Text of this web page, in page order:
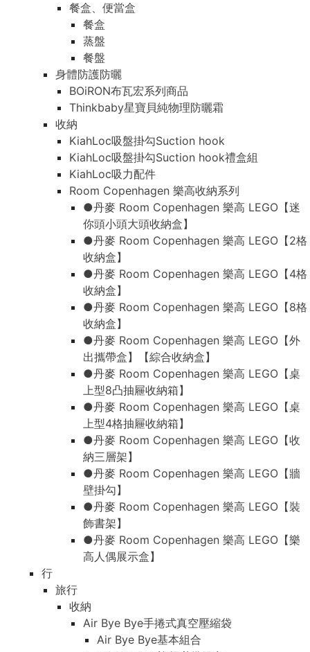
餐盒、便當盒
餐盒
蒸盤
餐盤
身體防護防曬
BOiRON布瓦宏系列商品
Thinkbaby星寶貝純物理防曬霜
收納
KiahLoc吸盤掛勾Suction hook
KiahLoc吸盤掛勾Suction hook禮盒組
KiahLoc吸力配件
Room Copenhagen 樂高收納系列
●丹麥 Room Copenhagen 樂高 LEGO【迷
你頭小頭大頭收納盒】
●丹麥 Room Copenhagen 樂高 LEGO【2格
收納盒】
●丹麥 Room Copenhagen 樂高 LEGO【4格
收納盒】
●丹麥 Room Copenhagen 樂高 LEGO【8格
收納盒】
●丹麥 Room Copenhagen 樂高 LEGO【外
出攜帶盒】【綜合收納盒】
●丹麥 Room Copenhagen 樂高 LEGO【桌
上型8凸抽屜收納箱】
●丹麥 Room Copenhagen 樂高 LEGO【桌
上型4格抽屜收納箱】
●丹麥 Room Copenhagen 樂高 LEGO【收
納三層架】
●丹麥 Room Copenhagen 樂高 LEGO【牆
壁掛勾】
●丹麥 Room Copenhagen 樂高 LEGO【裝
飾書架】
●丹麥 Room Copenhagen 樂高 LEGO【樂
高人偶展示盒】
行
旅行
收納
Air Bye Bye手捲式真空壓縮袋
Air Bye Bye基本組合